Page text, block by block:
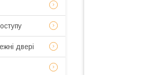
двері